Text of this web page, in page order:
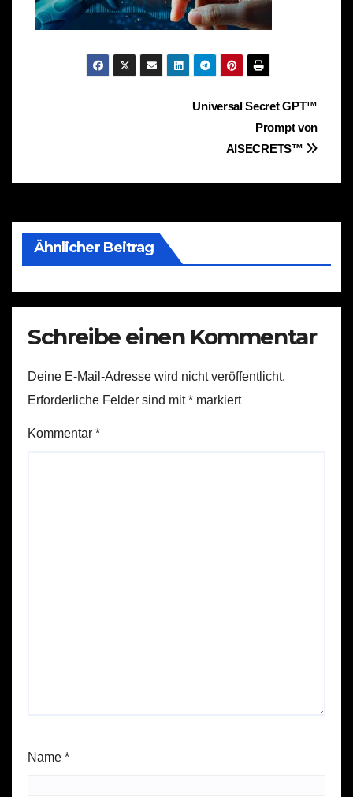
Beitragsnavigation
Universal Secret GPT™
Prompt von
AISECRETS™
Ähnlicher Beitrag
Schreibe einen Kommentar
Deine E-Mail-Adresse wird nicht veröffentlicht.
Erforderliche Felder sind mit* markiert
Kommentar *
Name *